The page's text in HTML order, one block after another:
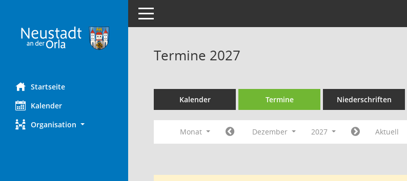
Startseite
Kalender
Organisation
Toggle navigation
Termine 2027
Kalender Termine Niederschriften
Monat Dezember 2027 Aktuell